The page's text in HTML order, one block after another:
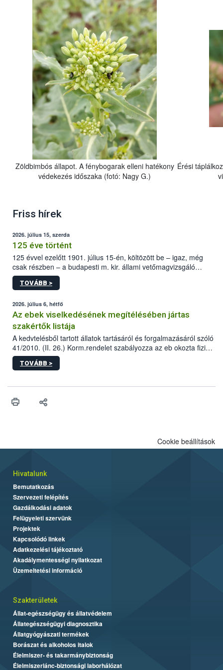
Zöldbimbós állapot. A fénybogarak elleni hatékony
védekezés időszaka (fotó: Nagy G.)
Érési
Friss hírek
2026. július 15, szerda
125 éve történt
125 évvel ezelőtt 1901. július 15-én, költözött be – igaz, még
csak részben – a budapesti m. kir. állami vetőmagvizsgáló
állomás a Kis Rókus utca 15. szám alatti, Czigler Győző által
tervezett új épületébe.
TOVÁBB >
2026. július 6, hétfő
Az ebek viselkedésének megítélésében jártas
szakértők listája
A kedvtelésből tartott állatok tartásáról és forgalmazásáról szóló
41/2010. (II. 26.) Korm.rendelet szabályozza az eb okozta fizikai
sérülés, illetve ennek veszélye keletkezésekor felmerülő
hatósági feladatokat, valamint a veszélyes eb tartását és annak
vonni az ebek viselkedésének megítélésében jártas szakértőt.
TOVÁBB >
Cookie beállítások
Hivatalunk
Bemutatkozás
Szervezeti felépítés
Gazdálkodási adatok
Felügyeleti szervünk
Projektek
Kapcsolódó linkek
Adatkezelési tájékoztató
Akadálymentességi nyilatkozat
Üzemeltetési információ
Szakterületek
Állat-egészségügy és állatvédelem
Állategészségügyi diagnosztika
Állatgyógyászati termékek
Borászat és alkoholos italok
Élelmiszer- és takarmánybiztonság
Élelmiszerlánc-biztonsági laborhálózat